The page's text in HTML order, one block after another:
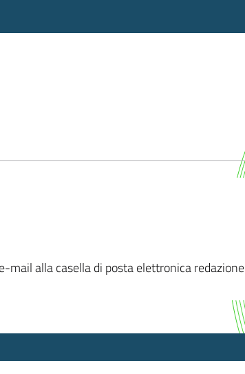
federato
alla casella di posta elettronica redazio